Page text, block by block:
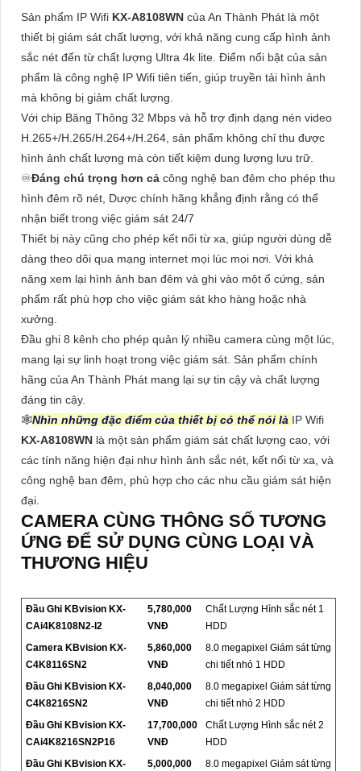
Sản phẩm IP Wifi KX-A8108WN của An Thành Phát là một
thiết bị giám sát chất lượng, với khả năng cung cấp hình ảnh
sắc nét đến từ chất lượng Ultra 4k lite. Điểm nổi bật của sản
phẩm là công nghệ IP Wifi tiên tiến, giúp truyền tải hình ảnh
mà không bị giảm chất lượng.
Với chip Băng Thông 32 Mbps và hỗ trợ định dạng nén video
H.265+/H.265/H.264+/H.264, sản phẩm không chỉ thu được
hình ảnh chất lượng mà còn tiết kiệm dung lượng lưu trữ.
♾Đáng chú trọng hơn cả công nghệ ban đêm cho phép thu
hình đêm rõ nét, Dược chính hãng khẳng định rằng có thể
nhận biết trong việc giám sát 24/7
Thiết bị này cũng cho phép kết nối từ xa, giúp người dùng dễ
dàng theo dõi qua mạng internet mọi lúc mọi nơi. Với khả
năng xem lại hình ảnh ban đêm và ghi vào một ổ cứng, sản
phẩm rất phù hợp cho việc giám sát kho hàng hoặc nhà
xưởng.
Đầu ghi 8 kênh cho phép quản lý nhiều camera cùng một lúc,
mang lại sự linh hoạt trong việc giám sát. Sản phẩm chính
hãng của An Thành Phát mang lại sự tin cậy và chất lượng
đáng tin cậy.
🕸Nhìn những đặc điểm của thiết bị có thể nói là IP Wifi
KX-A8108WN là một sản phẩm giám sát chất lượng cao, với
các tính năng hiện đại như hình ảnh sắc nét, kết nối từ xa, và
công nghệ ban đêm, phù hợp cho các nhu cầu giám sát hiện
đại.
CAMERA CÙNG THÔNG SỐ TƯƠNG
ỨNG ĐỂ SỬ DỤNG CÙNG LOẠI VÀ
THƯƠNG HIỆU
Đầu Ghi KBvision KX-
CAi4K8108N2-I2
5,780,000
VNĐ
Chất Lượng Hình sắc nét 1
HDD
Camera KBvision KX-
C4K8116SN2
5,860,000
VNĐ
8.0 megapixel Giám sát từng
chi tiết nhỏ 1 HDD
Đầu Ghi KBvision KX-
C4K8216SN2
8,040,000
VNĐ
8.0 megapixel Giám sát từng
chi tiết nhỏ 2 HDD
Đầu Ghi KBvision KX-
CAi4K8216SN2P16
17,700,000
VNĐ
Chất Lượng Hình sắc nét 2
HDD
Đầu Ghi KBvision KX-
5,000,000
8.0 megapixel Giám sát từng